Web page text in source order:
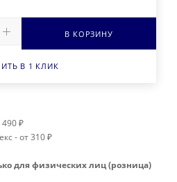
В КОРЗИНУ
В 1 КЛИК
490 ₽
- от 310 ₽
для физических лиц (розница)